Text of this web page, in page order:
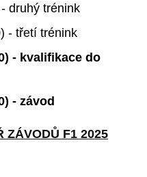
druhý trénink
- třetí trénink
- kvalifikace do
- závod
ZÁVODŮ F1 2025